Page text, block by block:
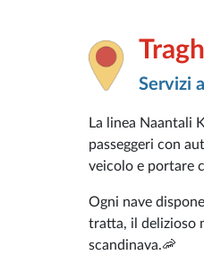
Servizi
La linea Naantali
passeggeri con
veicolo e portare
Ogni nave
tratta, il delizioso
scandinava.🦐